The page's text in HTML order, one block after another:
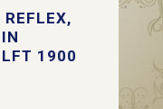
REFLEX,
1900